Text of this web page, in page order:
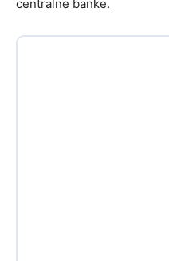
centralne banke.